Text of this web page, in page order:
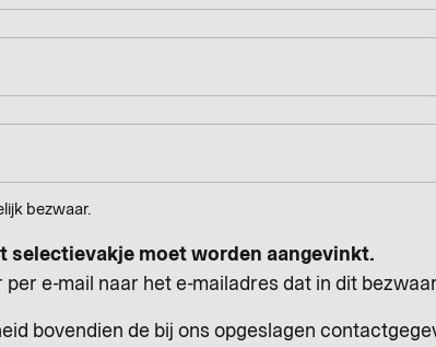
bezwaar.
selectievakje moet worden aangevinkt.
e-mail naar het e-mailadres dat in dit
bovendien de bij ons opgeslagen